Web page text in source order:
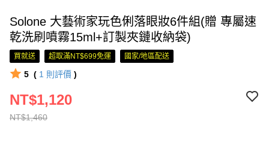
Solone 大藝術家玩色俐落眼妝6件組(贈 專屬速
乾洗刷噴霧15ml+訂製夾鏈收納袋)
買就送 超取滿NT$699免運 國家/地區配送
5 ( 1 則評價 )
NT$1,460
NT$1,120